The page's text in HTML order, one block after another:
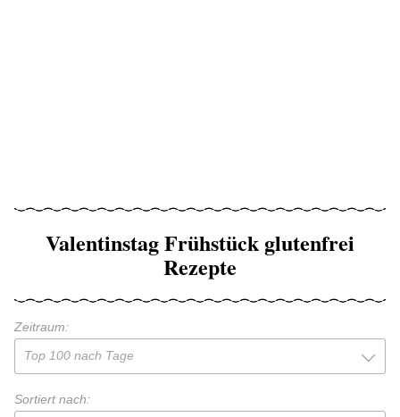
Valentinstag Frühstück glutenfrei
Rezepte
Zeitraum:
Top 100 nach Tage
Sortiert nach: